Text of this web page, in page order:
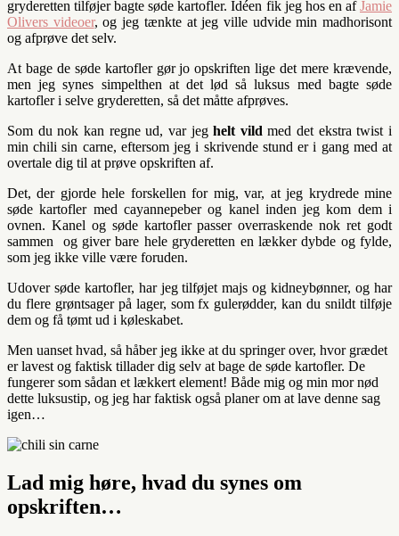
gryderetten tilføjer bagte søde kartofler. Idéen fik jeg hos en afJamie
Olivers videoer, og jeg tænkte at jeg ville udvide min madhorisont
og afprøve det selv.
At bage de søde kartofler gør jo opskriften lige det mere krævende,
men jeg synes simpelthen at det lød så luksus med bagte søde
kartofler i selve gryderetten, så det måtte afprøves.
Som du nok kan regne ud, var jeghelt vild med det ekstra twist i
min chili sin carne, eftersom jeg i skrivende stund er i gang med at
overtale dig til at prøve opskriften af.
Det, der gjorde hele forskellen for mig, var, at jeg krydrede mine
søde kartofler med cayannepeber og kanel inden jeg kom dem i
ovnen. Kanel og søde kartofler passer overraskende nok ret godt
sammen og giver bare hele gryderetten en lækker dybde og fylde,
som jeg ikke ville være foruden.
Udover søde kartofler, har jeg tilføjet majs og kidneybønner, og har
du flere grøntsager på lager, som fx gulerødder, kan du snildt tilføje
dem og få tømt ud i køleskabet.
Men uanset hvad, så håber jeg ikke at du springer over, hvor grædet
er lavest og faktisk tillader dig selv at bage de søde kartofler. De
fungerer som sådan et lækkert element! Både mig og min mor nød
dette luksustip, og jeg har faktisk også planer om at lave denne sag
igen…
Lad mig høre, hvad du synes om
opskriften…